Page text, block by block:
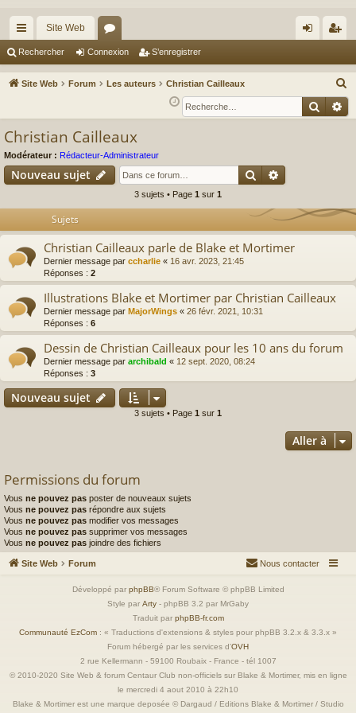
cc
ès
Site Web
or
u ne
xi
nr
eg
Rechercher Connexion S’enregistrer
Site Web Forum Les auteurs Christian Cailleaux
e
c
Christian Cailleaux
Modérateur : Rédacteur-Administrateur
Nouveau sujet Rechercher
3 sujets • Page 1 sur 1
Sujets
Christian Cailleaux parle de Blake et Mortimer
Dernier message par ccharlie « 16 avr. 2023, 21:45
Réponses : 2
Illustrations Blake et Mortimer par Christian Cailleaux
Dernier message par MajorWings « 26 févr. 2021, 10:31
Réponses : 6
Dessin de Christian Cailleaux pour les 10 ans du forum
Dernier message par archibald « 12 sept. 2020, 08:24
Réponses : 3
Nouveau sujet
3 sujets • Page 1 sur 1
Aller à
Permissions du forum
Vous ne pouvez pas poster de nouveaux sujets
Vous ne pouvez pas répondre aux sujets
Vous ne pouvez pas modifier vos messages
Vous ne pouvez pas supprimer vos messages
Vous ne pouvez pas joindre des fichiers
Site Web Forum Nous contacter
Développé par phpBB® Forum Software © phpBB Limited
Style par Arty - phpBB 3.2 par MrGaby
Traduit par phpBB-fr.com
Communauté EzCom : « Traductions d'extensions & styles pour phpBB 3.2.x & 3.3.x »
Forum hébergé par les services d’OVH
2 rue Kellermann - 59100 Roubaix - France - tél 1007
© 2010-2020 Site Web & forum Centaur Club non-officiels sur Blake & Mortimer, mis en ligne
le mercredi 4 aout 2010 à 22h10
Blake & Mortimer est une marque deposée © Dargaud / Editions Blake & Mortimer / Studio